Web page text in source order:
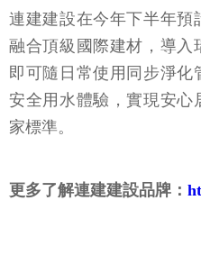
連建建設在今年下半年預
融合頂級國際建材，導入
即可隨日常使用同步淨化
安全用水體驗，實現安心
家標準。
更多了解連建建設品牌：